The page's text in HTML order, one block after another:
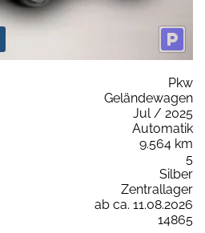
Pkw
Geländewagen
Jul / 2025
Automatik
9.564 km
5
Silber
Zentrallager
ab ca. 11.08.2026
14865